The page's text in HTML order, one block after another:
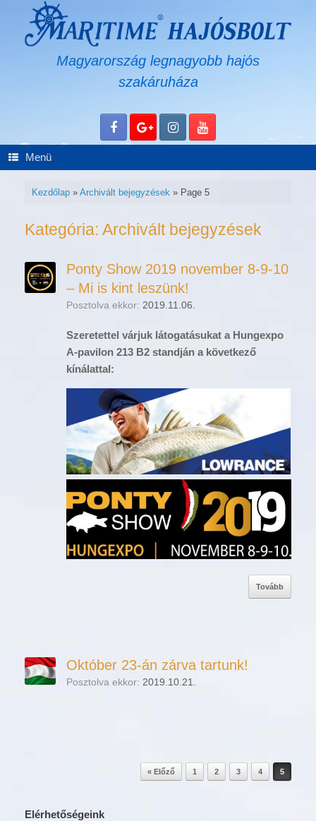
content
Magyarország legnagyobb hajós
szakáruháza
Menü
Kezdőlap» Archivált bejegyzések » Page 5
Kategória: Archivált bejegyzések
Ponty Show 2019 november 8-9-10
– Mi is kint leszünk!
Posztolva ekkor: 2019.11.06.
Szeretettel várjuk látogatásukat a Hungexpo
A-pavilon 213 B2 standján a következő
kínálattal:
Tovább
Október 23-án zárva tartunk!
Posztolva ekkor: 2019.10.21.
« Előző 1 2 3 4 5
Elérhetőségeink